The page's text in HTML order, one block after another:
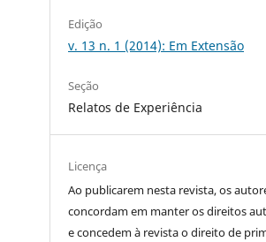
Edição
v. 13 n. 1 (2014): Em Extensão
Seção
Relatos de Experiência
Licença
Ao publicarem nesta revista, os
concordam em manter os direitos
e concedem à revista o direito de